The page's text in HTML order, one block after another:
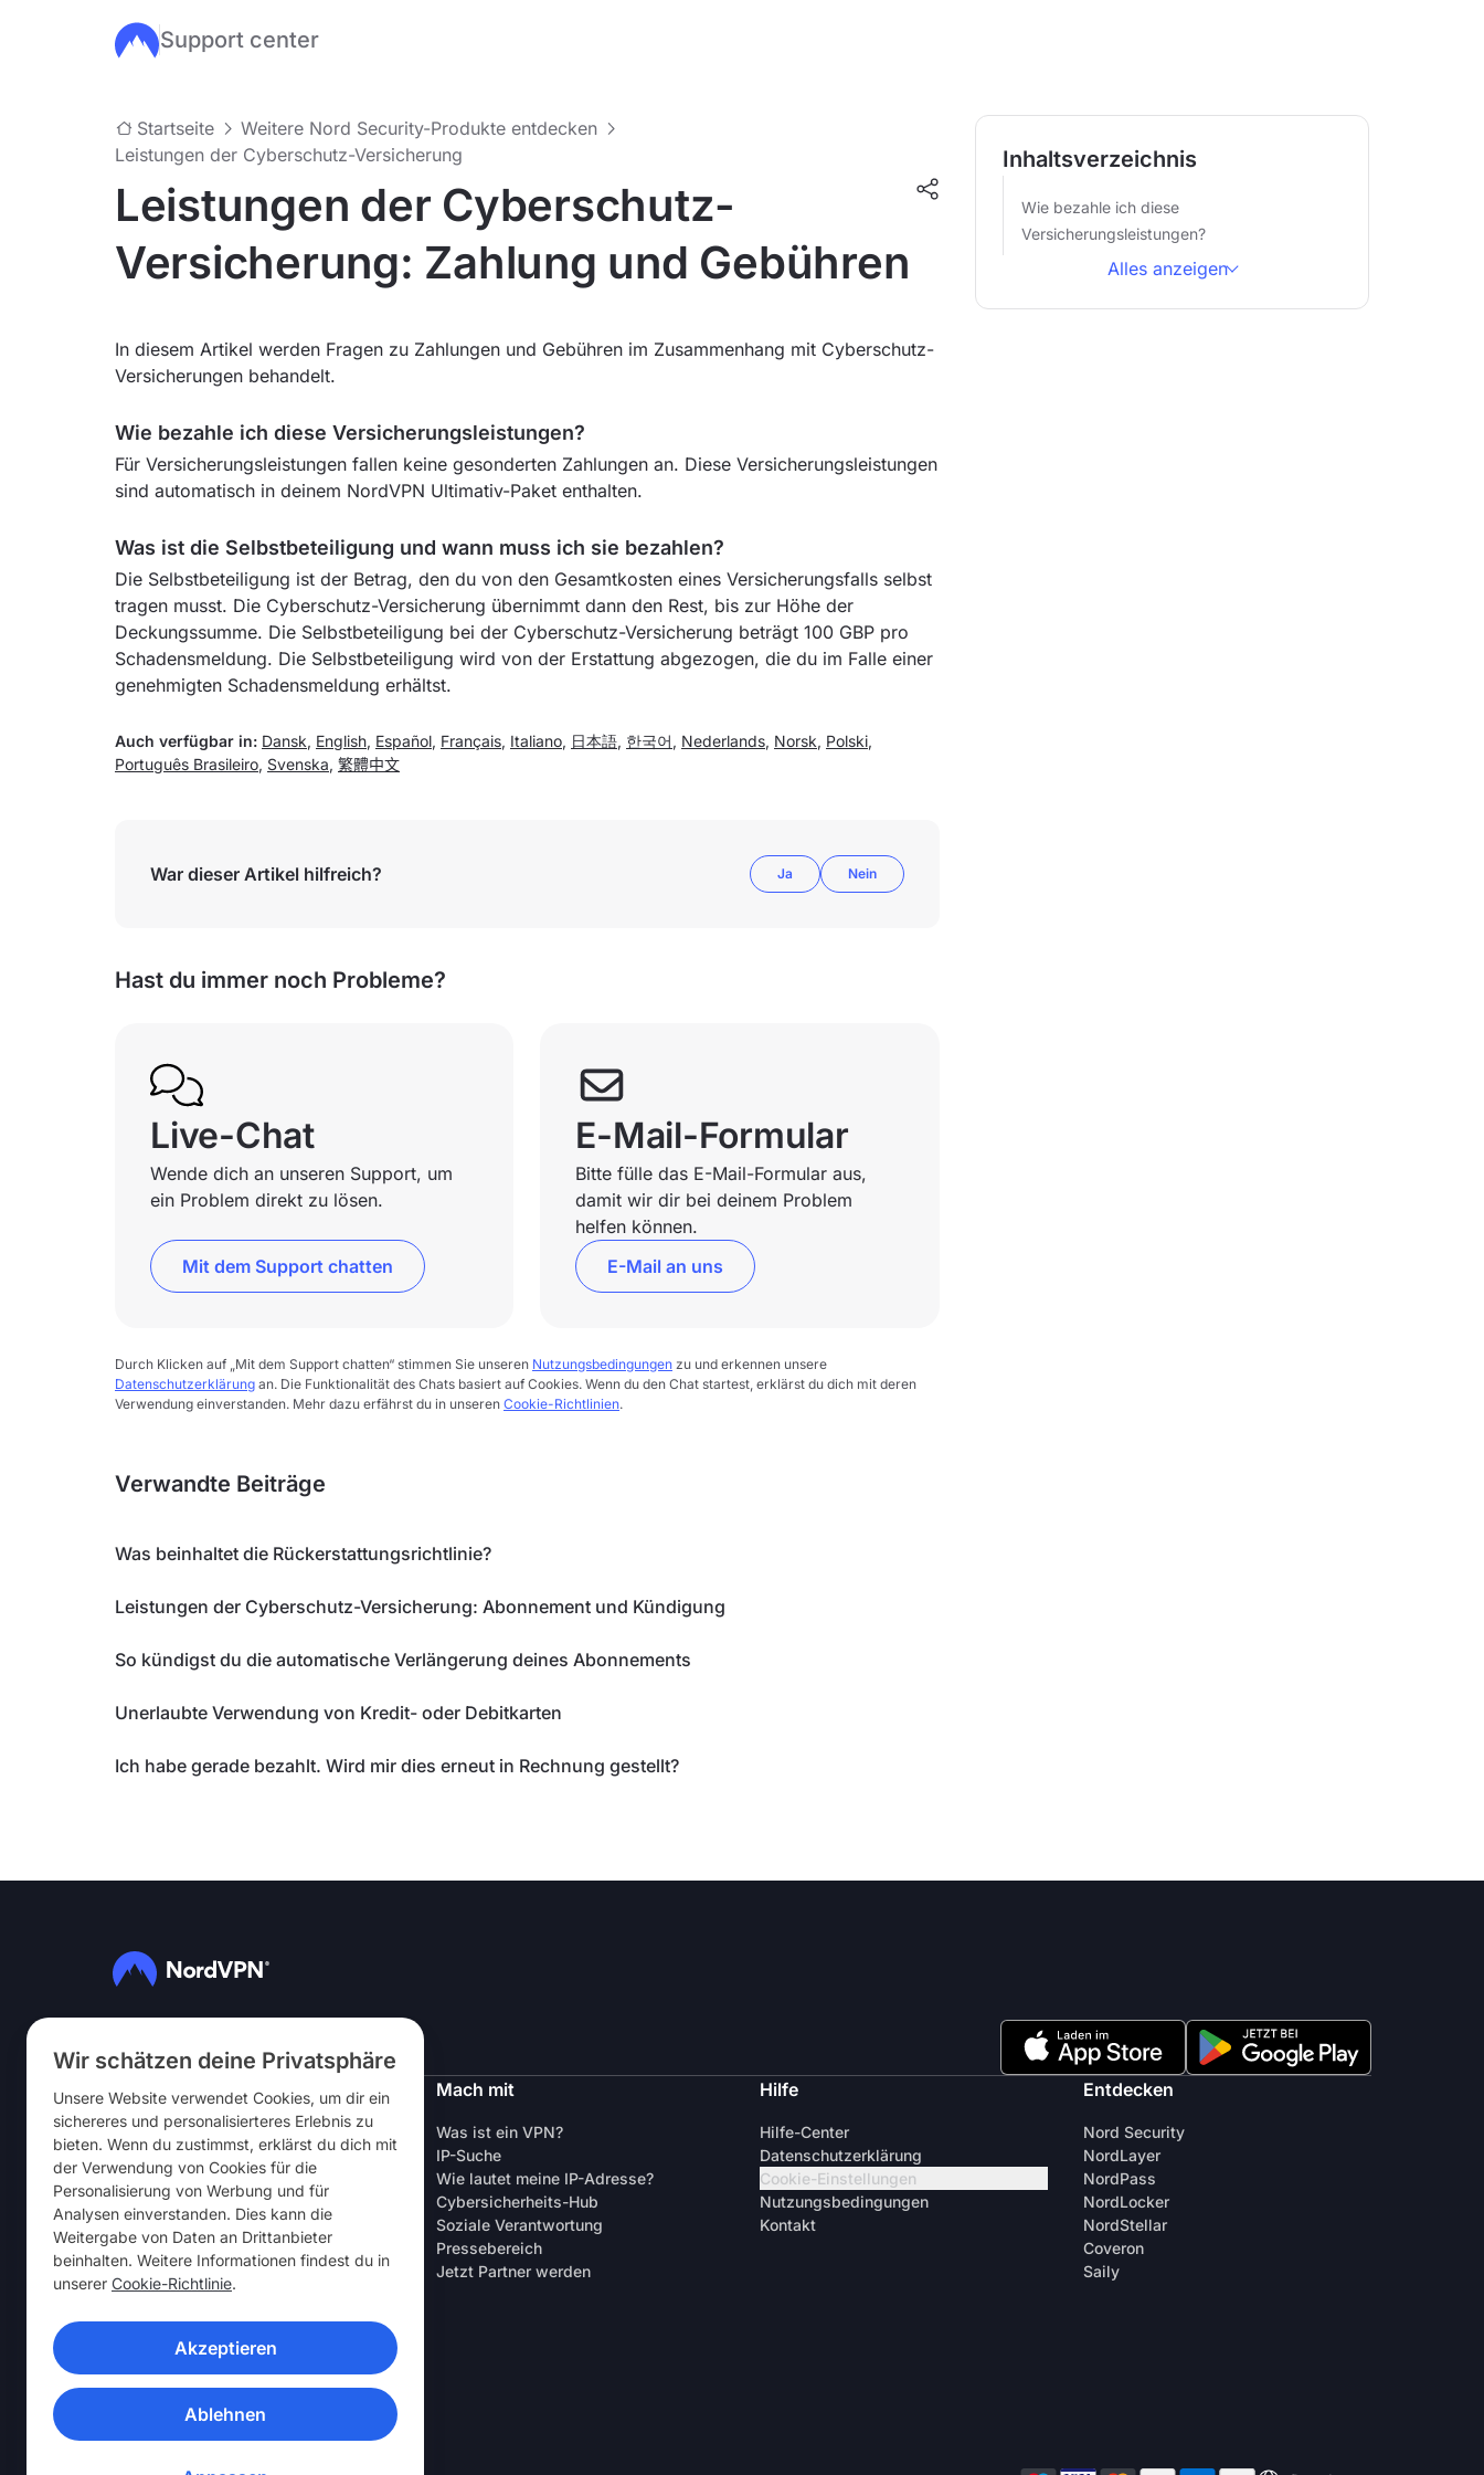
Wir schätzen deine Privatsphäre
Unsere Website verwendet Cookies, um dir ein
sichereres und personalisierteres Erlebnis zu
bieten. Wenn du zustimmst, erklärst du dich mit
der Verwendung von Cookies für die
Personalisierung von Werbung und für
Analysen einverstanden. Dies kann die
Weitergabe von Daten an Drittanbieter
beinhalten. Weitere Informationen findest du in
unserer Cookie-Richtlinie.
Akzeptieren
Ablehnen
Zum Hauptinhalt springen
Support center
Startseite
Weitere Nord Security-Produkte entdecken
Leistungen der Cyberschutz-Versicherung
Leistungen der Cyberschutz-
Versicherung: Zahlung und Gebühren
In diesem Artikel werden Fragen zu Zahlungen und Gebühren im Zusammenhang mit Cyberschutz-
Versicherungen behandelt.
Wie bezahle ich diese Versicherungsleistungen?
Für Versicherungsleistungen fallen keine gesonderten Zahlungen an. Diese Versicherungsleistungen
sind automatisch in deinem NordVPN Ultimativ-Paket enthalten.
Was ist die Selbstbeteiligung und wann muss ich sie bezahlen?
Die Selbstbeteiligung ist der Betrag, den du von den Gesamtkosten eines Versicherungsfalls selbst
tragen musst. Die Cyberschutz-Versicherung übernimmt dann den Rest, bis zur Höhe der
Deckungssumme. Die Selbstbeteiligung bei der Cyberschutz-Versicherung beträgt 100 GBP pro
Schadensmeldung. Die Selbstbeteiligung wird von der Erstattung abgezogen, die du im Falle einer
genehmigten Schadensmeldung erhältst.
Auch verfügbar in: Dansk, English, Español, Français, Italiano, 日本語, 한국어 , Nederlands, Norsk, Polski,
Português Brasileiro, Svenska, 繁體中文
War dieser Artikel hilfreich? Ja Nein
Hast du immer noch Probleme?
Live-Chat
Wende dich an unseren Support, um
ein Problem direkt zu lösen.
Mit dem Support chatten
E-Mail-Formular
Bitte fülle das E-Mail-Formular aus,
damit wir dir bei deinem Problem
helfen können.
E-Mail an uns
Durch Klicken auf „Mit dem Support chatten“ stimmen Sie unseren Nutzungsbedingungen zu und erkennen unsere
Datenschutzerklärung an. Die Funktionalität des Chats basiert auf Cookies. Wenn du den Chat startest, erklärst du dich mit deren
Verwendung einverstanden. Mehr dazu erfährst du in unseren Cookie-Richtlinien.
Verwandte Beiträge
Was beinhaltet die Rückerstattungsrichtlinie?
Leistungen der Cyberschutz-Versicherung: Abonnement und Kündigung
So kündigst du die automatische Verlängerung deines Abonnements
Unerlaubte Verwendung von Kredit- oder Debitkarten
Ich habe gerade bezahlt. Wird mir dies erneut in Rechnung gestellt?
Inhaltsverzeichnis
Wie bezahle ich diese
Versicherungsleistungen?
Alles anzeigen
NordVPN
Über uns
Stellen
VPN gratis testen
VPN-Router
Testberichte
Studenten- & Mitarbeiter-Rabatt
Wo NordVPN kaufen?
Jetzt Freunde einladen
Studien & Zahlen
Mach mit
Was ist ein VPN?
IP-Suche
Wie lautet meine IP-Adresse?
Cybersicherheits-Hub
Soziale Verantwortung
Pressebereich
Jetzt Partner werden
Hilfe
Hilfe-Center
Datenschutzerklärung
Cookie-Einstellungen
Nutzungsbedingungen
Kontakt
Entdecken
Nord Security
NordLayer
NordPass
NordLocker
NordStellar
Coveron
Saily
VPN-APPS